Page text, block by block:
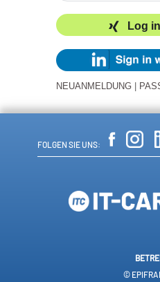
Log
NEUANMELDUNG
FOLGEN SIE UNS:
©